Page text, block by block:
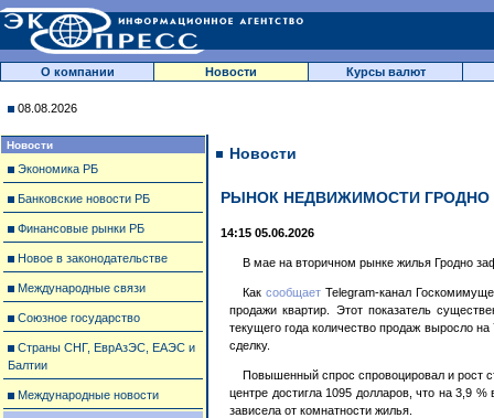
О компании Новости Курсы валют
08.08.2026
Новости
Экономика РБ
Банковские новости РБ
Финансовые рынки РБ
Новое в законодательстве
Международные связи
Союзное государство
Страны СНГ, ЕврАзЭС, ЕАЭС и
Балтии
Международные новости
Новости
РЫНОК НЕДВИЖИМОСТИ ГРОДНО
14:15 05.06.2026
В мае на вторичном рынке жилья Гродно
Как сообщает Telegram-канал
продажи квартир. Этот показатель
текущего года количество продаж выросло
сделку.
Повышенный спрос спровоцировал и рост
центре достигла 1095 долларов, что на 3,9
зависела от комнатности жилья.